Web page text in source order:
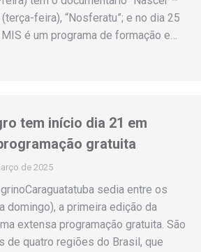
feira), “Nosferatu”; e no dia 25
é um programa de formação e…
tem início dia 21 em
gratuita
de 2025
sedia entre os
domingo), a primeira edição da
extensa programação gratuita. São
de quatro regiões do Brasil, que